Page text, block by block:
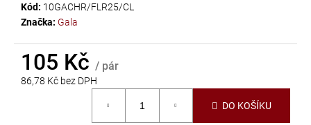
Kód: 10GACHR/FLR25/CL
Značka: Gala
105 Kč / pár
86,78 Kč bez DPH
DO KOŠÍKU
D
o
p
u